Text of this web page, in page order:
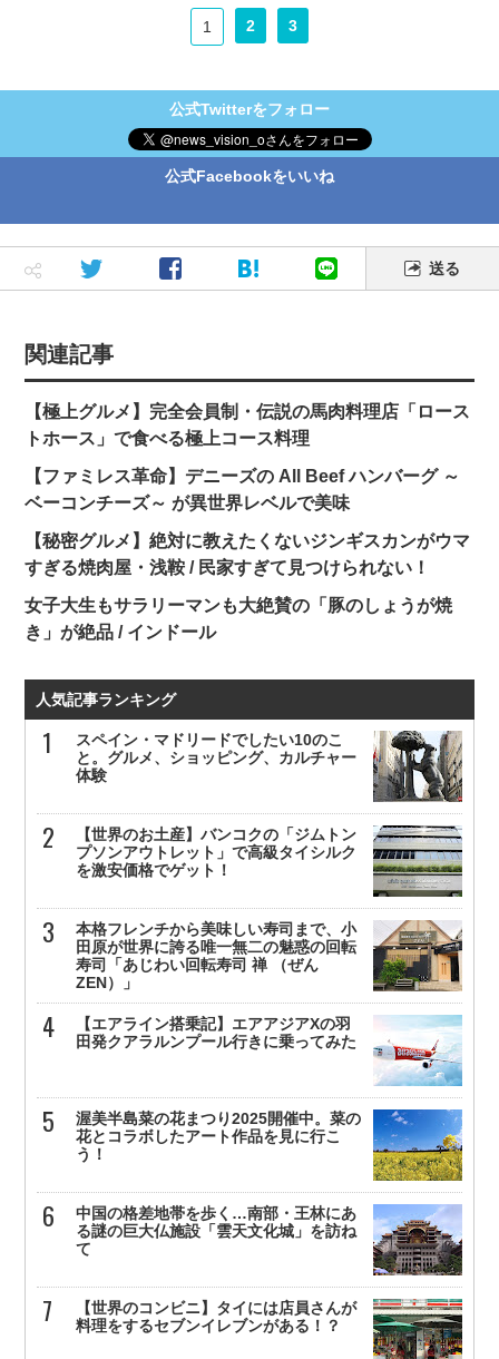
1 2 3
公式Twitterをフォロー
公式Facebookをいいね
送る
関連記事
【極上グルメ】完全会員制・伝説の馬肉料理店「ロース
トホース」で食べる極上コース料理
【ファミレス革命】デニーズの All Beef ハンバーグ ～
ベーコンチーズ～ が異世界レベルで美味
【秘密グルメ】絶対に教えたくないジンギスカンがウマ
すぎる焼肉屋・浅鞍 / 民家すぎて見つけられない！
女子大生もサラリーマンも大絶賛の「豚のしょうが焼
き」が絶品 / インドール
人気記事ランキング
スペイン・マドリードでしたい10のこ
と。グルメ、ショッピング、カルチャー
体験
【世界のお土産】バンコクの「ジムトン
プソンアウトレット」で高級タイシルク
を激安価格でゲット！
本格フレンチから美味しい寿司まで、小
田原が世界に誇る唯一無二の魅惑の回転
寿司「あじわい回転寿司 禅 （ぜん
ZEN）」
【エアライン搭乗記】エアアジアXの羽
田発クアラルンプール行きに乗ってみた
渥美半島菜の花まつり2025開催中。菜の
花とコラボしたアート作品を見に行こ
う！
中国の格差地帯を歩く…南部・王林にあ
る謎の巨大仏施設「雲天文化城」を訪ね
て
【世界のコンビニ】タイには店員さんが
料理をするセブンイレブンがある！？